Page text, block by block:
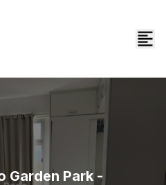
Garden Park -